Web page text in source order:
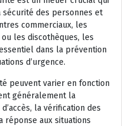
des personnes et
commerciaux, les
les discothèques, les
dans la prévention
d’urgence.
peuvent varier en fonction
généralement la
la vérification des
réponse aux situations